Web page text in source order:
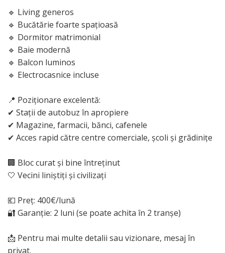
🔹 Living generos
🔹 Bucătărie foarte spațioasă
🔹 Dormitor matrimonial
🔹 Baie modernă
🔹 Balcon luminos
🔹 Electrocasnice incluse
📍 Poziționare excelentă:
✔ Stații de autobuz în apropiere
✔ Magazine, farmacii, bănci, cafenele
✔ Acces rapid către centre comerciale, școli și grădinițe
🏢 Bloc curat și bine întreținut
🤍 Vecini liniștiți și civilizați
💶 Preț: 400€/lună
🔐 Garanție: 2 luni (se poate achita în 2 tranșe)
📩 Pentru mai multe detalii sau vizionare, mesaj în
privat.